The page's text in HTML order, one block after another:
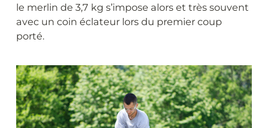
le merlin de 3,7 kg s’impose alors et très souvent
avec un coin éclateur lors du premier coup
porté.